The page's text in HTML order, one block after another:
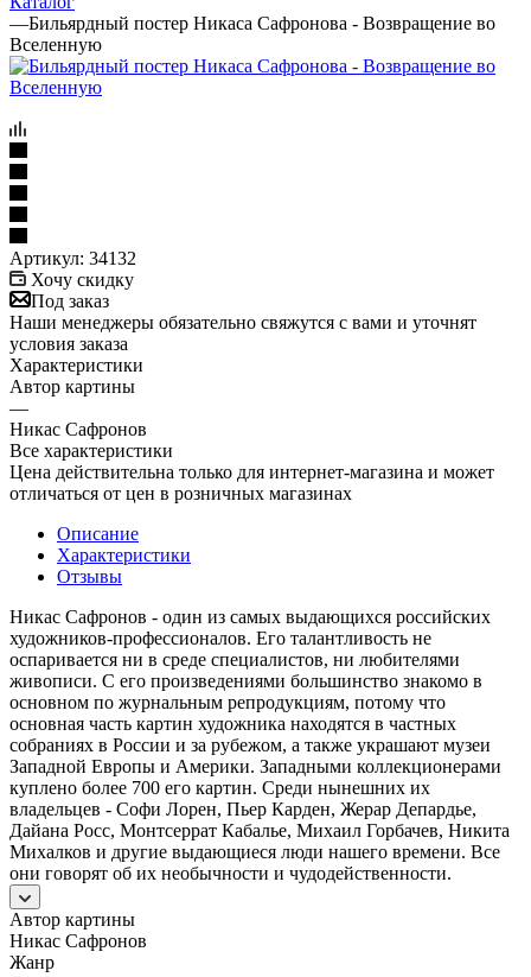
—Бильярдный постер Никаса Сафронова - Возвращение во
Вселенную
Артикул: 34132
Хочу скидку
Под заказ
Наши менеджеры обязательно свяжутся с вами и уточнят
условия заказа
Характеристики
Автор картины
—
Никас Сафронов
Все характеристики
Цена действительна только для интернет-магазина и может
отличаться от цен в розничных магазинах
Описание
Характеристики
Отзывы
Никас Сафронов - один из самых выдающихся российских
художников-профессионалов. Его талантливость не
оспаривается ни в среде специалистов, ни любителями
живописи. С его произведениями большинство знакомо в
основном по журнальным репродукциям, потому что
основная часть картин художника находятся в частных
собраниях в России и за рубежом, а также украшают музеи
Западной Европы и Америки. Западными коллекционерами
куплено более 700 его картин. Среди нынешних их
владельцев - Софи Лорен, Пьер Карден, Жерар Депардье,
Дайана Росс, Монтсеррат Кабалье, Михаил Горбачев, Никита
Михалков и другие выдающиеся люди нашего времени. Все
они говорят об их необычности и чудодейственности.
Автор картины
Никас Сафронов
Жанр